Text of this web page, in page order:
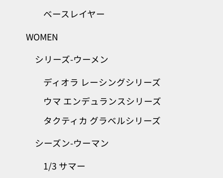
ベースレイヤー
WOMEN
シリーズ-ウーメン
ディオラ レーシングシリーズ
ウマ エンデュランスシリーズ
タクティカ グラベルシリーズ
シーズン-ウーマン
1/3 サマー